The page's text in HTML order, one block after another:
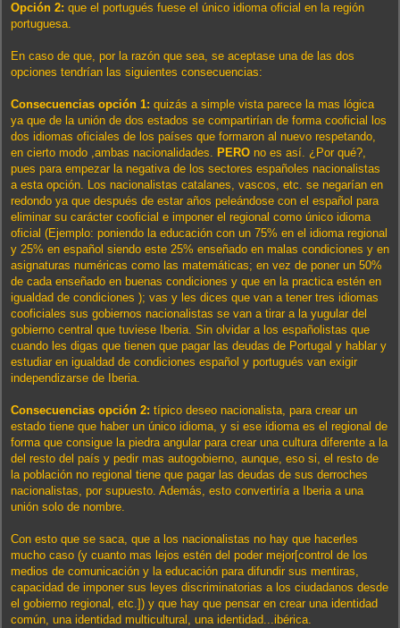
Opción 2: que el portugués fuese el único idioma oficial en la región
portuguesa.
En caso de que, por la razón que sea, se aceptase una de las dos
opciones tendrían las siguientes consecuencias:
Consecuencias opción 1: quizás a simple vista parece la mas lógica
ya que de la unión de dos estados se compartirían de forma cooficial los
dos idiomas oficiales de los países que formaron al nuevo respetando,
en cierto modo ,ambas nacionalidades. PERO no es así. ¿Por qué?,
pues para empezar la negativa de los sectores españoles nacionalistas
a esta opción. Los nacionalistas catalanes, vascos, etc. se negarían en
redondo ya que después de estar años peleándose con el español para
eliminar su carácter cooficial e imponer el regional como único idioma
oficial (Ejemplo: poniendo la educación con un 75% en el idioma regional
y 25% en español siendo este 25% enseñado en malas condiciones y en
asignaturas numéricas como las matemáticas; en vez de poner un 50%
de cada enseñado en buenas condiciones y que en la practica estén en
igualdad de condiciones ); vas y les dices que van a tener tres idiomas
cooficiales sus gobiernos nacionalistas se van a tirar a la yugular del
gobierno central que tuviese Iberia. Sin olvidar a los españolistas que
cuando les digas que tienen que pagar las deudas de Portugal y hablar y
estudiar en igualdad de condiciones español y portugués van exigir
independizarse de Iberia.
Consecuencias opción 2: típico deseo nacionalista, para crear un
estado tiene que haber un único idioma, y si ese idioma es el regional de
forma que consigue la piedra angular para crear una cultura diferente a la
del resto del país y pedir mas autogobierno, aunque, eso si, el resto de
la población no regional tiene que pagar las deudas de sus derroches
nacionalistas, por supuesto. Además, esto convertiría a Iberia a una
unión solo de nombre.
Con esto que se saca, que a los nacionalistas no hay que hacerles
mucho caso (y cuanto mas lejos estén del poder mejor[control de los
medios de comunicación y la educación para difundir sus mentiras,
capacidad de imponer sus leyes discriminatorias a los ciudadanos desde
el gobierno regional, etc.]) y que hay que pensar en crear una identidad
común, una identidad multicultural, una identidad...ibérica.